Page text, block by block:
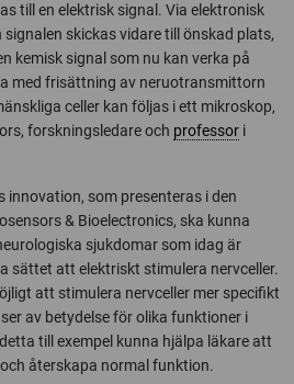
till en elektrisk signal. Via elektronisk
skickas vidare till önskad plats,
kemisk signal som nu kan verka på
med frisättning av neruotransmittorn
celler kan följas i ett mikroskop,
forskningsledare och professor i
innovation, som presenteras i den
& Bioelectronics, ska kunna
sjukdomar som idag är
sättet att elektriskt stimulera nervceller.
att stimulera nervceller mer specifikt
av betydelse för olika funktioner i
till exempel kunna hjälpa läkare att
återskapa normal funktion.